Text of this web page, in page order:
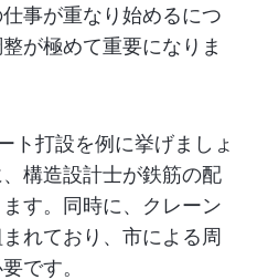
事が重なり始めるにつ
が極めて重要になりま
ト打設を例に挙げましょ
構造設計士が鉄筋の配
す。同時に、クレーン
れており、市による周
です。